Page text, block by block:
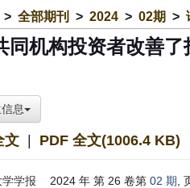
> 全部期刊 > 2024 > 02期 >
同机构投资者改善
息
文 PDF 全文(1006.4 KB)
学学报 2024 年 第 26 卷第 02 期 ,